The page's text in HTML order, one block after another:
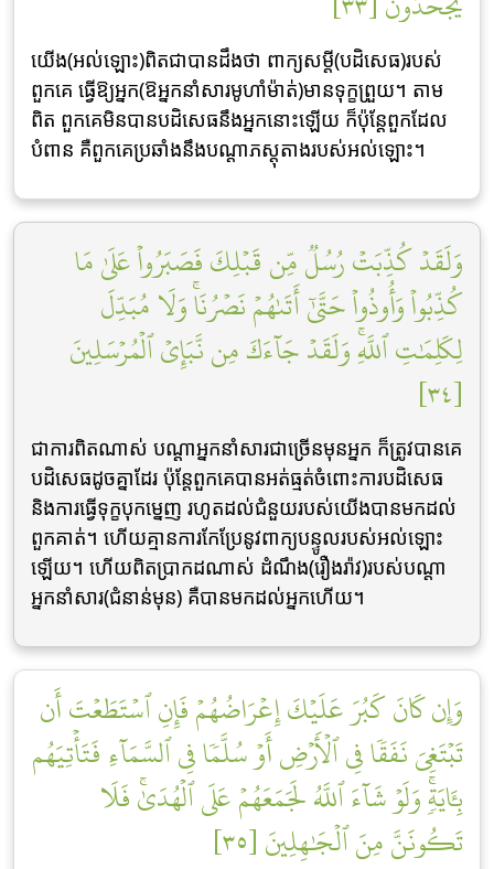
យើង(អល់ឡោះ)ពិតជាបានដឹងថា ពាក្យសម្តី(បដិសេធ)របស់
ពួកគេ ធ្វើឱ្យអ្នក(ឱអ្នកនាំសារមូហាំម៉ាត់)មានទុក្ខព្រួយ។ តាម
ពិត ពួកគេមិនបានបដិសេធនឹងអ្នកនោះឡើយ ក៏ប៉ុន្ដែពួកដែល
បំពាន គឺពួកគេប្រឆាំងនឹងបណ្តាភស្តុតាងរបស់អល់ឡោះ។
وَلَقَدۡ كُذِّبَتۡ رُسُلٞ مِّن قَبۡلِكَ فَصَبَرُواْ عَلَىٰ مَا
كُذِّبُواْ وَأُوذُواْ حَتَّىٰٓ أَتَىٰهُمۡ نَصۡرُنَاۚ وَلَا مُبَدِّلَ
لِكَلِمَٰتِ ٱللَّهِۚ وَلَقَدۡ جَآءَكَ مِن نَّبَإِيْ ٱلۡمُرۡسَلِينَ
[٣٤]
ជាការពិតណាស់ បណ្ដាអ្នកនាំសារជាច្រើនមុនអ្នក ក៏ត្រូវបានគេ
បដិសេធដូចគ្នាដែរ ប៉ុន្តែពួកគេបានអត់ធ្មត់ចំពោះការបដិសេធ
និងការធ្វើទុក្ខបុកម្នេញ រហូតដល់ជំនួយរបស់យើងបានមកដល់
ពួកគាត់។ ហើយគ្មានការកែប្រែនូវពាក្យបន្ទូលរបស់អល់ឡោះ
ឡើយ។ ហើយពិតប្រាកដណាស់ ដំណឹង(រឿងរ៉ាវ)របស់បណ្តា
អ្នកនាំសារ(ជំនាន់មុន) គឺបានមកដល់អ្នកហើយ។
وَإِن كَانَ كَبُرَ عَلَيۡكَ إِعۡرَاضُهُمۡ فَإِنِ ٱسۡتَطَعۡتَ أَن
تَبۡتَغِيَ نَفَقٗا فِي ٱلۡأَرۡضِ أَوۡ سُلَّمٗا فِي ٱلسَّمَآءِ فَتَأۡتِيَهُم
بِـَٔايَةٖۚ وَلَوۡ شَآءَ ٱللَّهُ لَجَمَعَهُمۡ عَلَى ٱلۡهُدَىٰۚ فَلَا
تَكُونَنَّ مِنَ ٱلۡجَٰهِلِينَ [٣٥]